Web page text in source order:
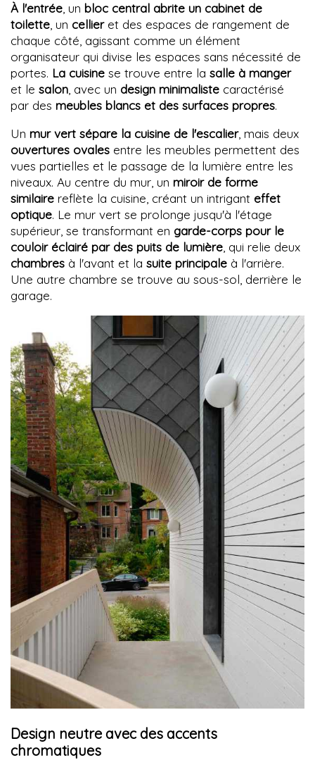
À l'entrée , un bloc central abrite un cabinet de
toilette , un cellieret des espaces de rangement de
chaque côté, agissant comme un élément
organisateur qui divise les espaces sans nécessité de
portes. La cuisine se trouve entre la salle à manger
et le salon , avec un design minimaliste caractérisé
par des meubles blancs et des surfaces propres.
Un mur vert sépare la cuisine de l'escalier, mais deux
ouvertures ovales entre les meubles permettent des
vues partielles et le passage de la lumière entre les
niveaux. Au centre du mur, un miroir de forme
similaire reflète la cuisine, créant un intrigant effet
optique. Le mur vert se prolonge jusqu'à l'étage
supérieur, se transformant en garde-corps pour le
couloir éclairé par des puits de lumière , qui relie deux
chambres à l'avant et la suite principale à l'arrière.
Une autre chambre se trouve au sous-sol, derrière le
garage.
Design neutre avec des accents
chromatiques